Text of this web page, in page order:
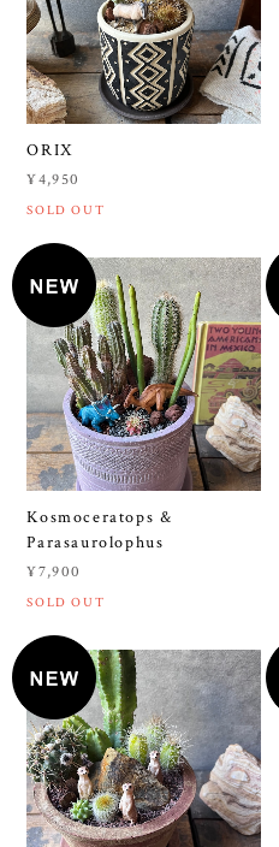
ORIX
¥4,950
SOLD OUT
Kosmoceratops &
Parasaurolophus
¥7,900
SOLD OUT